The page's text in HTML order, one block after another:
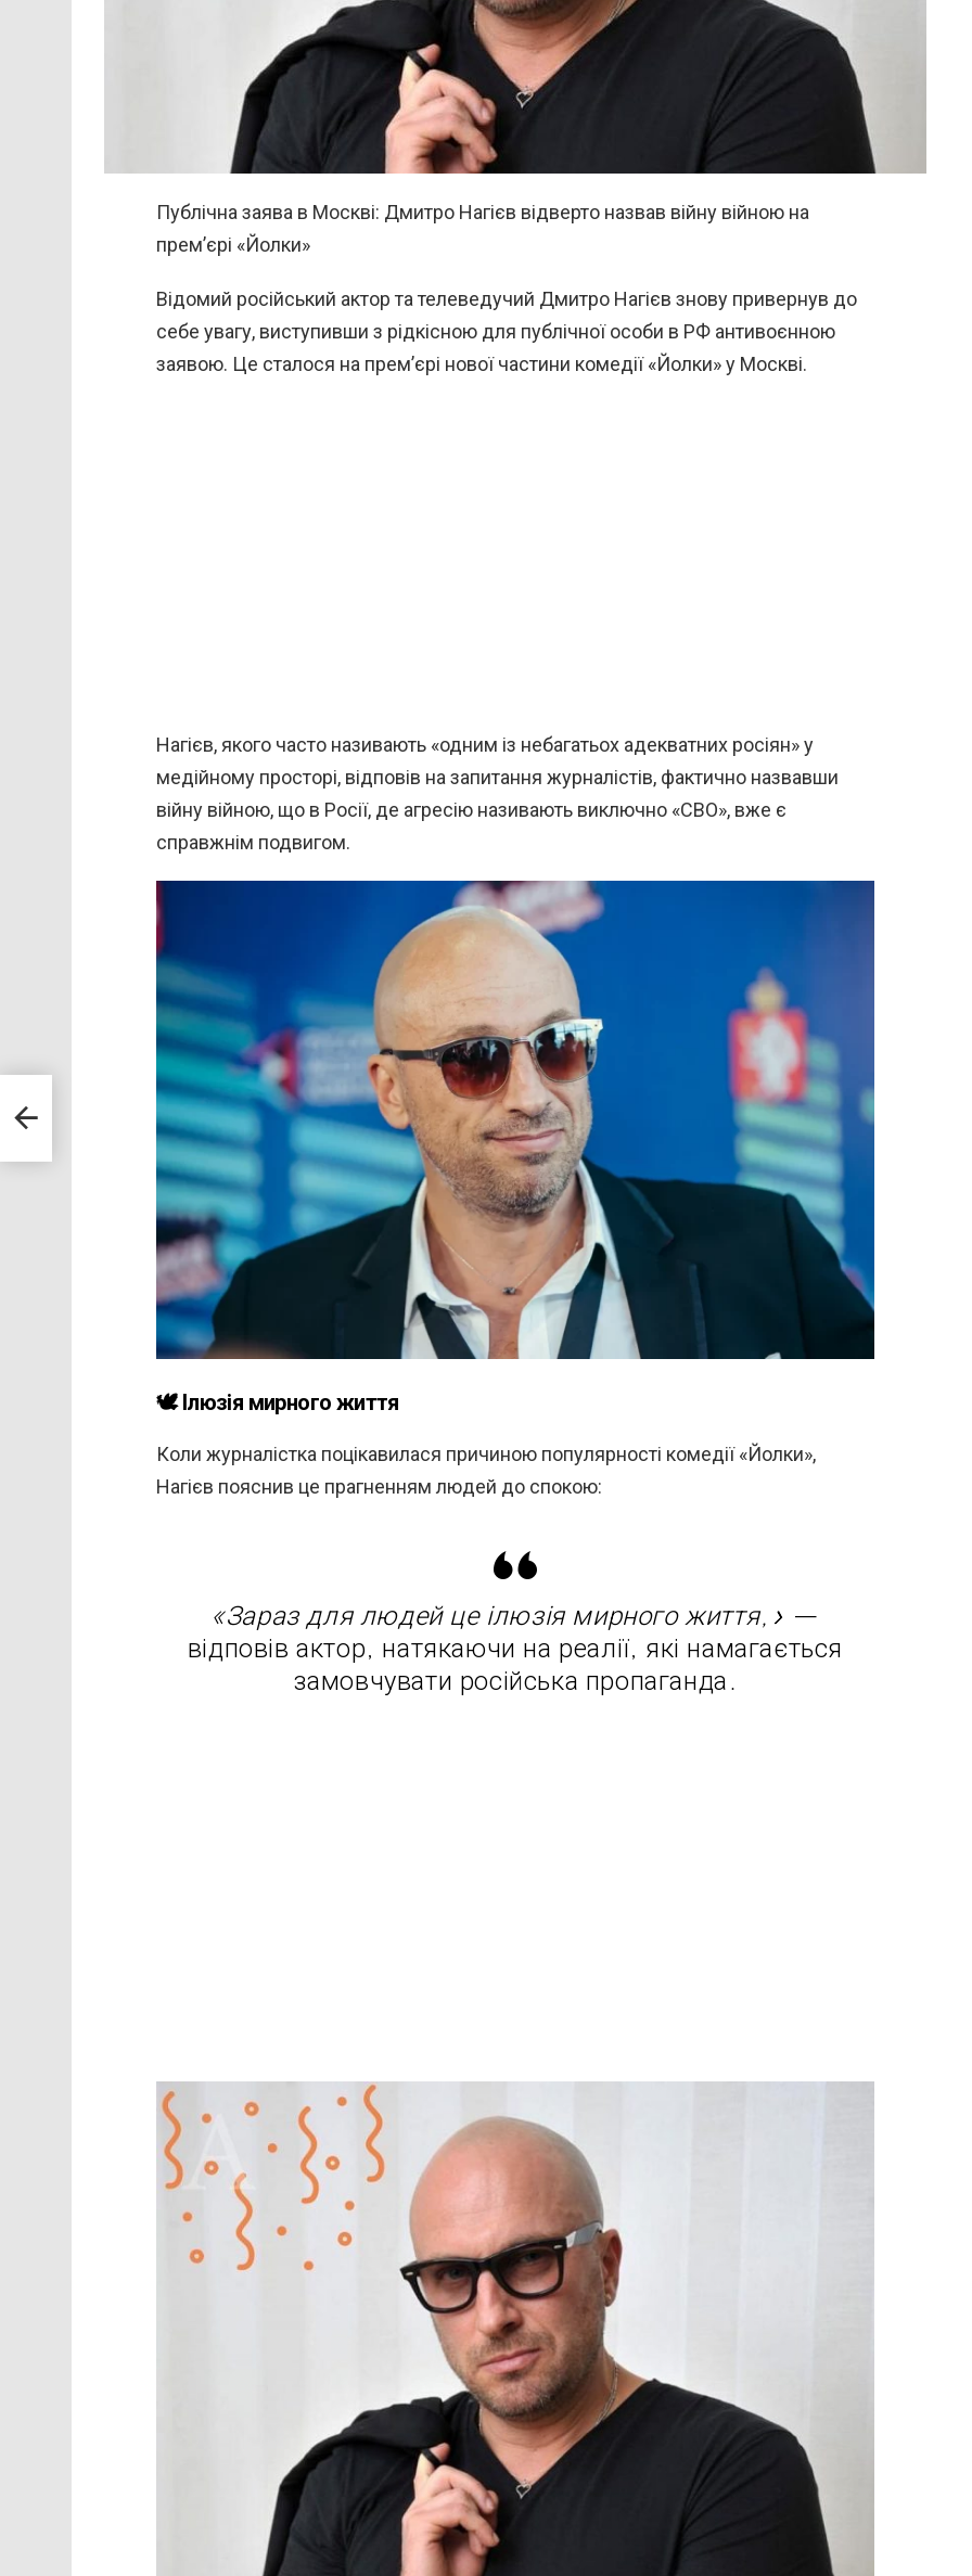
Публічна заява в Москві: Дмитро Нагієв відверто назвав війну війною на
прем’єрі «Йолки»
Відомий російський актор та телеведучий Дмитро Нагієв знову привернув до
себе увагу, виступивши з рідкісною для публічної особи в РФ антивоєнною
заявою. Це сталося на прем’єрі нової частини комедії «Йолки» у Москві.
Нагієв, якого часто називають «одним із небагатьох адекватних росіян» у
медійному просторі, відповів на запитання журналістів, фактично назвавши
війну війною, що в Росії, де агресію називають виключно «СВО», вже є
справжнім подвигом.
🕊️ Ілюзія мирного життя
Коли журналістка поцікавилася причиною популярності комедії «Йолки»,
Нагієв пояснив це прагненням людей до спокою:
«Зараз для людей це ілюзія мирного життя,» —
відповів актор, натякаючи на реалії, які намагається
замовчувати російська пропаганда.